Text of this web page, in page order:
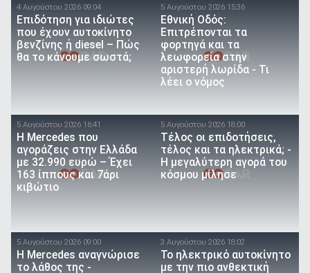
4 Αυγούστου 2026 09:04
Επιδότηση για ιδιώτες
που έχουν αυτοκίνητο
βενζίνης ή diesel – Πώς
θα το κάνουμε σωστά;
5 Αυγούστου 2026 15:36
Εθνική Οδός:
Επιτρέπονται τα
φορτηγά και τα
λεωφορεία στην
αριστερή λωρίδα - Τι
λέει ο νόμος
5 Αυγούστου 2026 16:41
Η Mercedes που
αγοράζεις στην Ελλάδα
με 32.990 ευρώ – Έχει
163 ίππους και 7άρι
κιβώτιο
5 Αυγούστου 2026 18:00
Τέλος οι επιδοτήσεις,
τέλος και τα ηλεκτρικά; -
Η μεγαλύτερη αγορά του
κόσμου μίλησε
5 Αυγούστου 2026 09:00
Η Mercedes αναγνώρισε
το λάθος της -
3 Αυγούστου 2026 18:02
Το ηλεκτρικό αυτοκίνητο
με την πιο ανθεκτική